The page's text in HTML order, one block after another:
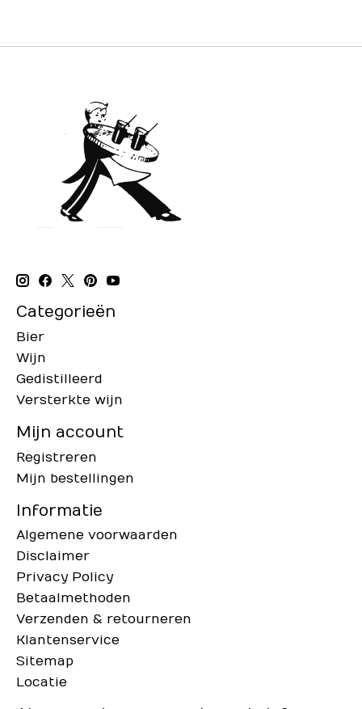
Categorieën
Bier
Wijn
Gedistilleerd
Versterkte wijn
Mijn account
Registreren
Mijn bestellingen
Informatie
Algemene voorwaarden
Disclaimer
Privacy Policy
Betaalmethoden
Verzenden & retourneren
Klantenservice
Sitemap
Locatie